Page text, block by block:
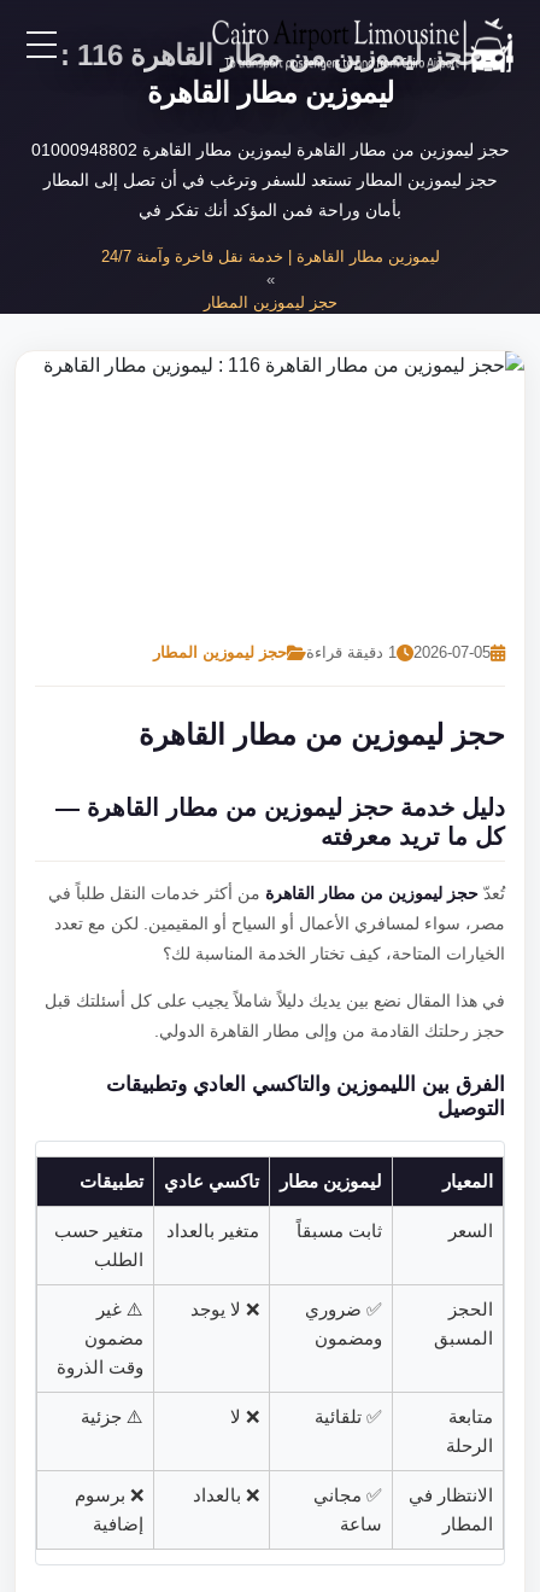
AR
خدمات المطار
نحن
حجز ليموزين من مطار القاهرة 116 :
ليموزين مطار القاهرة
حجز ليموزين من مطار القاهرة ليموزين مطار القاهرة 01000948802
حجز ليموزين المطار تستعد للسفر وترغب في أن تصل إلى المطار
بأمان وراحة فمن المؤكد أنك تفكر في
ليموزين مطار القاهرة | خدمة نقل فاخرة وآمنة 24/7
حجز ليموزين المطار
2026-07-05 1 دقيقة قراءة حجز ليموزين المطار
حجز ليموزين من مطار القاهرة
دليل خدمة حجز ليموزين من مطار القاهرة —
كل ما تريد معرفته
تُعدّحجز ليموزين من مطار القاهرةمن أكثر خدمات النقل طلباً في
مصر، سواء لمسافري الأعمال أو السياح أو المقيمين. لكن مع تعدد
الخيارات المتاحة، كيف تختار الخدمة المناسبة لك؟
في هذا المقال نضع بين يديك دليلاً شاملاً يجيب على كل أسئلتك قبل
حجز رحلتك القادمة من وإلى مطار القاهرة الدولي.
الفرق بين الليموزين والتاكسي العادي وتطبيقات
التوصيل
المعيار ليموزين مطار تاكسي عادي تطبيقات
السعر ثابت مسبقاً متغير بالعداد
متغير حسب
الطلب
الحجز
المسبق
✅ ضروري
ومضمون
❌ لا يوجد
⚠️ غير
مضمون
وقت الذروة
متابعة
الرحلة
✅ تلقائية ❌ لا ⚠️ جزئية
الانتظار في
المطار
✅ مجاني
ساعة
❌ بالعداد
❌ برسوم
إضافية